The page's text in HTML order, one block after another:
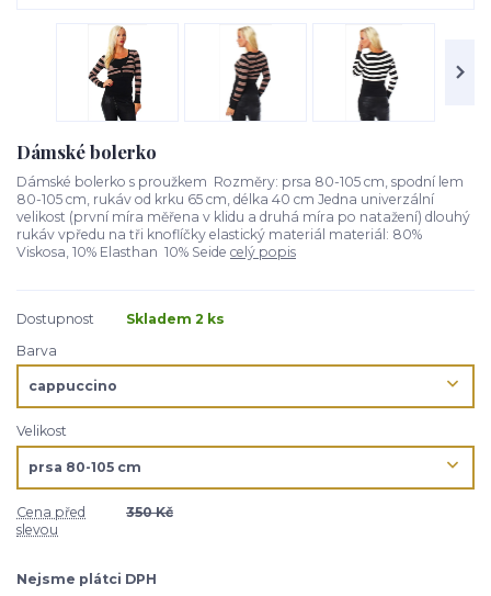
Dámské bolerko
Dámské bolerko s proužkem Rozměry: prsa 80-105 cm, spodní lem
80-105 cm, rukáv od krku 65 cm, délka 40 cm Jedna univerzální
velikost (první míra měřena v klidu a druhá míra po natažení) dlouhý
rukáv vpředu na tři knoflíčky elastický materiál materiál: 80%
Viskosa, 10% Elasthan 10% Seide celý popis
Dostupnost
Skladem 2 ks
Barva
Velikost
Cena před
slevou
350 Kč
Nejsme plátci DPH